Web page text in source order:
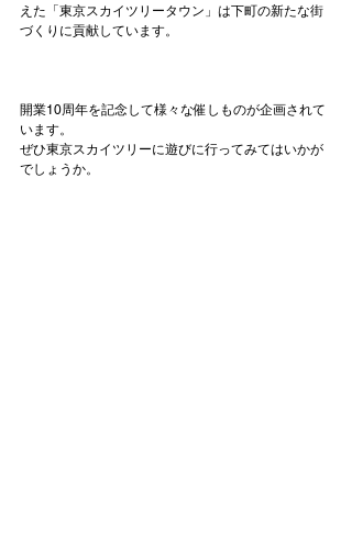
えた「東京スカイツリータウン」は下町の新たな街
づくりに貢献しています。
開業10周年を記念して様々な催しものが企画されて
います。
ぜひ東京スカイツリーに遊びに行ってみてはいかが
でしょうか。